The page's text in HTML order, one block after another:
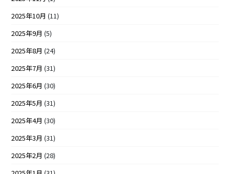
2025年10月 (11)
2025年9月 (5)
2025年8月 (24)
2025年7月 (31)
2025年6月 (30)
2025年5月 (31)
2025年4月 (30)
2025年3月 (31)
2025年2月 (28)